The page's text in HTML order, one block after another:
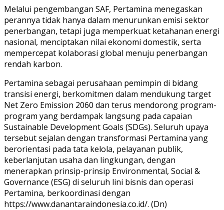
Melalui pengembangan SAF, Pertamina menegaskan
perannya tidak hanya dalam menurunkan emisi sektor
penerbangan, tetapi juga memperkuat ketahanan energi
nasional, menciptakan nilai ekonomi domestik, serta
mempercepat kolaborasi global menuju penerbangan
rendah karbon.
Pertamina sebagai perusahaan pemimpin di bidang
transisi energi, berkomitmen dalam mendukung target
Net Zero Emission 2060 dan terus mendorong program-
program yang berdampak langsung pada capaian
Sustainable Development Goals (SDGs). Seluruh upaya
tersebut sejalan dengan transformasi Pertamina yang
berorientasi pada tata kelola, pelayanan publik,
keberlanjutan usaha dan lingkungan, dengan
menerapkan prinsip-prinsip Environmental, Social &
Governance (ESG) di seluruh lini bisnis dan operasi
Pertamina, berkoordinasi dengan
https://www.danantaraindonesia.co.id/. (Dn)